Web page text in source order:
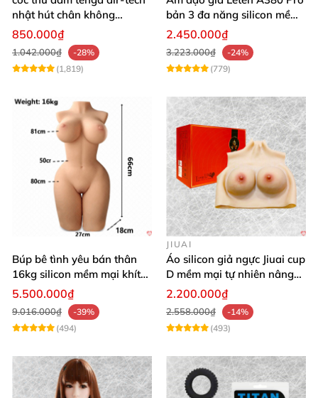
nhật hút chân không
silicone cao cấp nam
850.000₫
1.042.000₫
-28%
(1,819)
bản 3 đa năng silicon mềm
mại
2.450.000₫
3.223.000₫
-24%
(779)
Búp bê tình yêu bán thân
16kg silicon mềm mại khít
hồng
5.500.000₫
9.016.000₫
-39%
(494)
JIUAI
Áo silicon giả ngực Jiuai cup
D mềm mại tự nhiên nâng
ngực
2.200.000₫
2.558.000₫
-14%
(493)